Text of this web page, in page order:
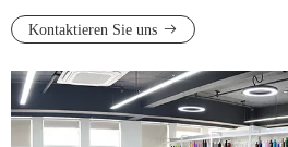
Kontaktieren Sie uns